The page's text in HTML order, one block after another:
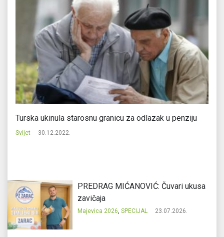
Turska ukinula starosnu granicu za odlazak u penziju
Svijet 30.12.2022.
PREDRAG MIĆANOVIĆ: Čuvari ukusa
zavičaja
Majevica 2026, SPECIJAL 23.07.2026.